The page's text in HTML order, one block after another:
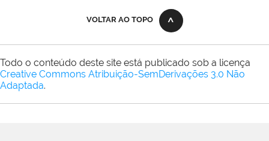
VOLTAR AO TOPO
Todo o conteúdo deste site está publicado sob a licença
Creative Commons Atribuição-SemDerivações 3.0 Não
Adaptada.